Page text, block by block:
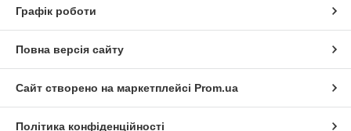
Графік роботи
Повна версія сайту
Сайт створено на маркетплейсі Prom.ua
Політика конфіденційності